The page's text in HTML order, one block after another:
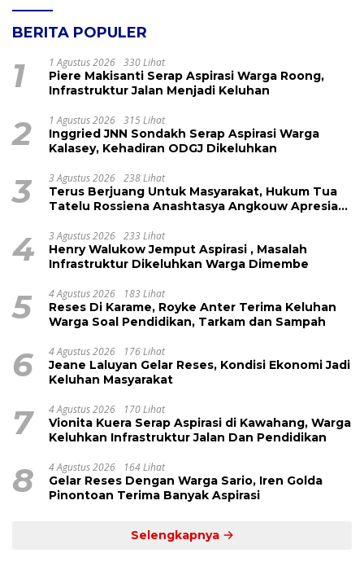
BERITA POPULER
1 1 Agustus 2026 330 Lihat
Piere Makisanti Serap Aspirasi Warga Roong,
Infrastruktur Jalan Menjadi Keluhan
2 1 Agustus 2026 315 Lihat
Inggried JNN Sondakh Serap Aspirasi Warga
Kalasey, Kehadiran ODGJ Dikeluhkan
3 3 Agustus 2026 238 Lihat
Terus Berjuang Untuk Masyarakat, Hukum Tua
Tatelu Rossiena Anashtasya Angkouw Apresiasi
4 3 Agustus 2026 233 Lihat
Henry Walukow Jemput Aspirasi , Masalah
Infrastruktur Dikeluhkan Warga Dimembe
5 4 Agustus 2026 183 Lihat
Reses Di Karame, Royke Anter Terima Keluhan
Warga Soal Pendidikan, Tarkam dan Sampah
6 4 Agustus 2026 176 Lihat
Jeane Laluyan Gelar Reses, Kondisi Ekonomi Jadi
Keluhan Masyarakat
7 4 Agustus 2026 170 Lihat
Vionita Kuera Serap Aspirasi di Kawahang, Warga
Keluhkan Infrastruktur Jalan Dan Pendidikan
8 4 Agustus 2026 164 Lihat
Gelar Reses Dengan Warga Sario, Iren Golda
Pinontoan Terima Banyak Aspirasi
Selengkapnya